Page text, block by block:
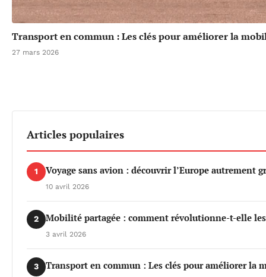
Transport en commun : Les clés pour améliorer la
27 mars 2026
Articles populaires
1 Voyage sans avion : découvrir l’Europe autrement
10 avril 2026
2 Mobilité partagée : comment révolutionne-t-elle
3 avril 2026
3 Transport en commun : Les clés pour améliorer la